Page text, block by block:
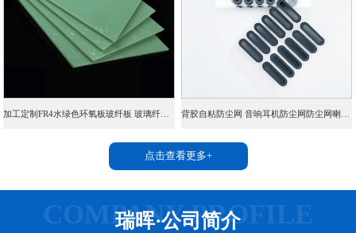
点击查看更多+
COMPANY PROFILE
瑞晖·公司简介